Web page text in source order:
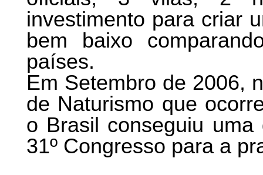
investimento para criar
bem baixo
países.
Em Setembro de 2006,
de Naturismo que
o Brasil conseguiu
31º Congresso para a